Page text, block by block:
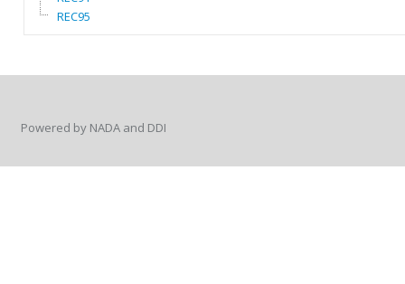
REC95
Powered by NADA and DDI